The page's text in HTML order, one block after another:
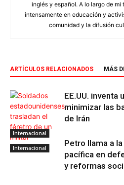
inglés y español. A lo largo de
intensamente en educación y
comunidad y la difusión
ARTÍCULOS RELACIONADOS MÁS
Internacional
EE.UU. inventa
minimizar las
de Irán
Internacional
Petro llama a
pacífica en
y reformas